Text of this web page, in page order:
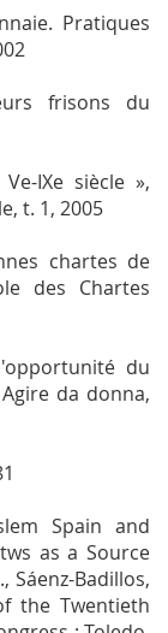
Pratiques
frisons du
IXe siècle »,
, t. 1, 2005
chartes de
des Chartes
l'opportunité du
Agire da donna,
Spain and
as a Source
Sáenz-Badillos,
the Twentieth